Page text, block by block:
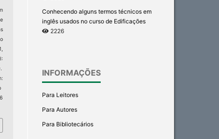
Conhecendo alguns termos técnicos em
inglês usados no curso de Edificações
2226
INFORMAÇÕES
Para Leitores
Para Autores
Para Bibliotecários